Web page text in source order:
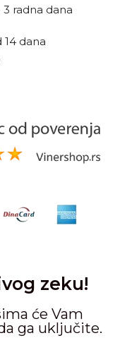
3 radna dana
14 dana
zeku!
će Vam
ga uključite.